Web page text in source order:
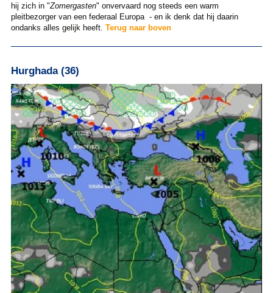
hij zich in "Zomergasten" onvervaard nog steeds een warm
pleitbezorger van een federaal Europa - en ik denk dat hij daarin
ondanks alles gelijk heeft. Terug naar boven
Hurghada (36)